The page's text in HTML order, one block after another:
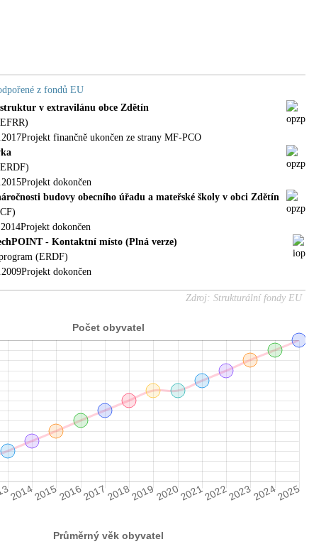
z fondů EU
v extravilánu obce Zdětín
finančně ukončen ze strany MF-PCO
dokončen
budovy obecního úřadu a mateřské školy v obci Zdětín
dokončen
- Kontaktní místo (Plná verze)
(ERDF)
dokončen
Zdroj: Strukturální fondy EU